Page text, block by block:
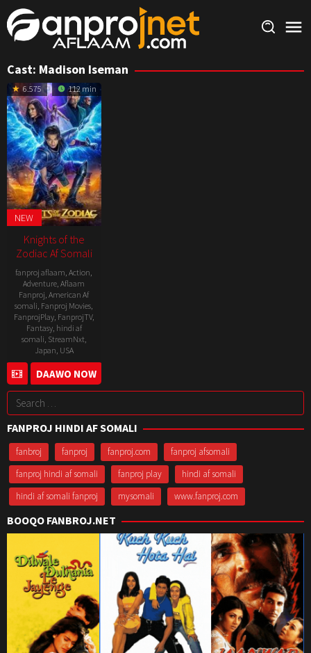
Skip
to
content
Cast: Madison Iseman
6.575 112 min
NEW
Knights of the
Zodiac Af Somali
fanproj aflaam ,Action
Adventure ,Aflaam
Fanproj ,American Af
somali Fanproj Movies
FanprojPlay FanprojTV,
Fantasy, hindi af
somali StreamNxt,
Japan USA
27
Apr
2023
Andy
Cheng
DAAWO NOW
Search
for:
FANPROJ HINDI AF SOMALI
fanbroj fanproj fanproj.com
fanproj afsomali
fanproj hindi af somali
fanproj play
hindi af somali
hindi af somali fanproj
mysomali www.fanproj.com
BOOQO FANBROJ.NET